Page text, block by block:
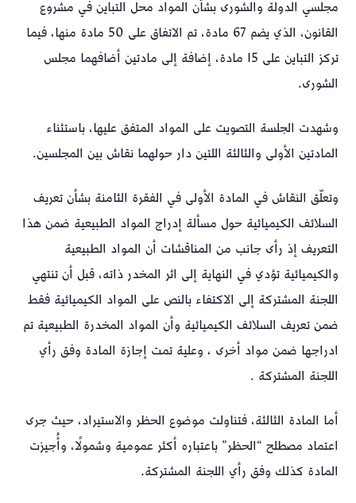
مجلسي الدولة والشورى بشأن المواد محل التباين في مشروع
القانون، الذي يضم 67 مادة، تم الاتفاق على 50 مادة منها، فيما
تركز التباين على 15 مادة، إضافة إلى مادتين أضافهما مجلس
الشورى.
وشهدت الجلسة التصويت على المواد المتفق عليها، باستثناء
المادتين الأولى والثالثة اللتين دار حولهما نقاش بين المجلسين.
وتعلّق النقاش في المادة الأولى في الفقرة الثامنة بشأن تعريف
السلائف الكيميائية حول مسألة إدراج المواد الطبيعية ضمن هذا
التعريف إذ رأى جانب من المناقشات أن المواد الطبيعية
والكيميائية تؤدي في النهاية إلى اثر المخدر ذاته، قبل أن تنتهي
اللجنة المشتركة إلى الاكتفاء بالنص على المواد الكيميائية فقط
ضمن تعريف السلائف الكيميائية وأن المواد المخدرة الطبيعية تم
ادراجها ضمن مواد أخرى ، وعلية تمت إجازة المادة وفق رأي
اللجنة المشتركة .
أما المادة الثالثة، فتناولت موضوع الحظر والاستيراد، حيث جرى
اعتماد مصطلح “الحظر” باعتباره أكثر عمومية وشمولًا، وأُجيزت
المادة كذلك وفق رأي اللجنة المشتركة.